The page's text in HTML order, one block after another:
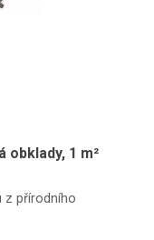
obklady, 1 m²
z přírodního